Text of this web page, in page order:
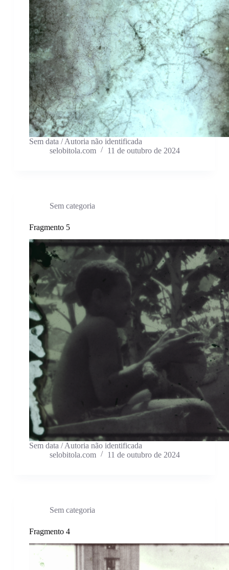
Sem data / Autoria não identificada
selobitola.com
11 de outubro de 2024
Sem categoria
Fragmento 5
Sem data / Autoria não identificada
selobitola.com
11 de outubro de 2024
Sem categoria
Fragmento 4